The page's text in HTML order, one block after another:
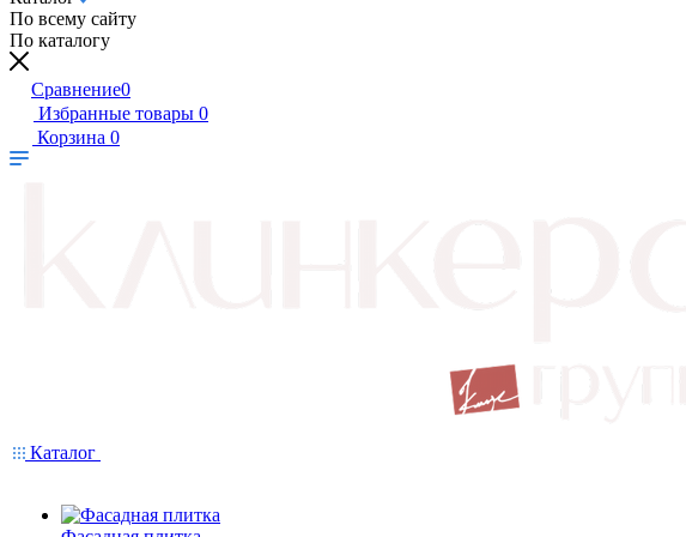
По всему сайту
По каталогу
Сравнение0
Избранные товары 0
Корзина 0
Каталог